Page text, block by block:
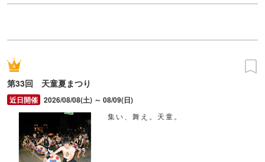
第33回 天童夏まつり
2026/08/08(土) ～ 08/09(日)
集い、舞え。天童。